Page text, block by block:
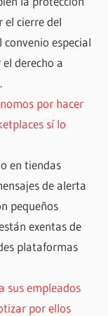
el cierre del
convenio especial
derecho a
por hacer
sí lo
en tiendas
de alerta
pequeños
exentas de
plataformas
sus empleados
por ellos